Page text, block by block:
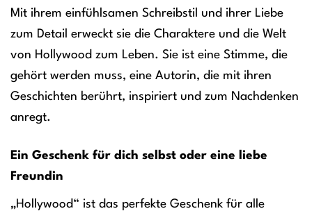
Mit ihrem einfühlsamen Schreibstil und ihrer Liebe
zum Detail erweckt sie die Charaktere und die Welt
von Hollywood zum Leben. Sie ist eine Stimme, die
gehört werden muss, eine Autorin, die mit ihren
Geschichten berührt, inspiriert und zum Nachdenken
anregt.
Ein Geschenk für dich selbst oder eine liebe
Freundin
„Hollywood“ ist das perfekte Geschenk für alle